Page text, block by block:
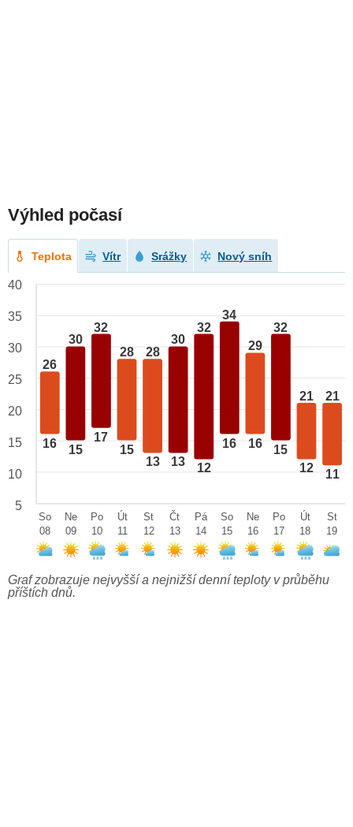
Výhled počasí
Teplota Vítr Srážky Nový sníh
26
16
30
15
32
17
28
15
28
13
30
13
32
12
34
16
29
16
32
15
21
12
21
11
40
35
30
25
20
15
10
5
So
08
Ne
09
Po
10
Út
11
St
12
Čt
13
Pá
14
So
15
Ne
16
Po
17
Út
18
St
19
Graf zobrazuje nejvyšší a nejnižší denní teploty v průběhu
příštích dnů.